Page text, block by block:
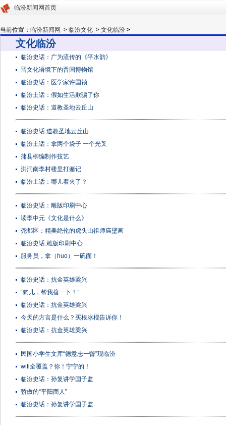
临汾新闻网首页
当前位置： 临汾新闻网 > 临汾文化 > 文化临汾 >
文化临汾
临汾史话：广为流传的《平水韵》
晋文化语境下的晋国博物馆
临汾史话：医学家许国祯
临汾土话：假如生活欺骗了你
临汾史话：道教圣地云丘山
临汾史话:道教圣地云丘山
临汾土话：拿两个袋子 一个光叉
蒲县柳编制作技艺
洪洞南李村楼里打赌记
临汾土话：哪儿着火了？
临汾史话：雕版印刷中心
读李中元《文化是什么》
尧都区：精美绝伦的虎头山祖师庙壁画
临汾史话:雕版印刷中心
服务员，拿（huo）一碗面！
临汾史话：抗金英雄梁兴
“狗儿，帮我揞一下！”
临汾史话：抗金英雄梁兴
今天的方言是什么？买根冰棍告诉你！
临汾史话：抗金英雄梁兴
民国小学生文库“德意志一瞥”现临汾
wifi全覆盖？你！宁宁的！
临汾史话：孙复讲学国子监
骄傲的“平阳商人”
临汾史话：孙复讲学国子监